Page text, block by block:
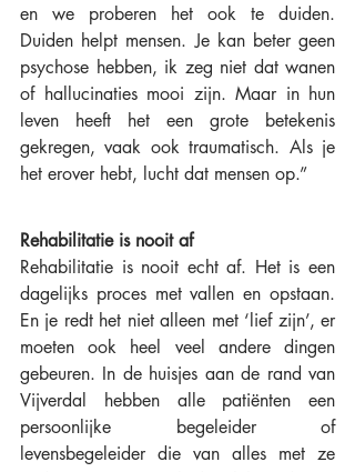
en we proberen het ook te duiden.
Duiden helpt mensen. Je kan beter geen
psychose hebben, ik zeg niet dat wanen
of hallucinaties mooi zijn. Maar in hun
leven heeft het een grote betekenis
gekregen, vaak ook traumatisch. Als je
het erover hebt, lucht dat mensen op.”
Rehabilitatie is nooit af
Rehabilitatie is nooit echt af. Het is een
dagelijks proces met vallen en opstaan.
En je redt het niet alleen met ‘lief zijn’, er
moeten ook heel veel andere dingen
gebeuren. In de huisjes aan de rand van
Vijverdal hebben alle patiënten een
persoonlijke begeleider of
levensbegeleider die van alles met ze